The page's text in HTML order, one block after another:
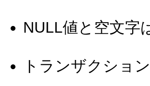
NULL値と空文字
トランザクショ